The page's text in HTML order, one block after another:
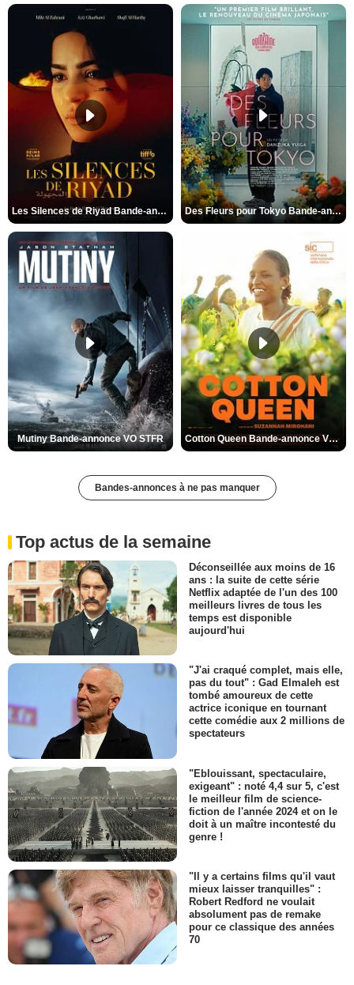
Les Silences de Riyad Bande-annonce VO STFR Des Fleurs pour Tokyo Bande-annonce VO STFR
Mutiny Bande-annonce VO STFR Cotton Queen Bande-annonce VO STFR
Bandes-annonces à ne pas manquer
Top actus de la semaine
Déconseillée aux moins de 16
ans : la suite de cette série
Netflix adaptée de l'un des 100
meilleurs livres de tous les
temps est disponible
aujourd'hui
"J'ai craqué complet, mais elle,
pas du tout" : Gad Elmaleh est
tombé amoureux de cette
actrice iconique en tournant
cette comédie aux 2 millions de
spectateurs
"Eblouissant, spectaculaire,
exigeant" : noté 4,4 sur 5, c'est
le meilleur film de science-
fiction de l'année 2024 et on le
doit à un maître incontesté du
genre !
"Il y a certains films qu'il vaut
mieux laisser tranquilles" :
Robert Redford ne voulait
absolument pas de remake
pour ce classique des années
70